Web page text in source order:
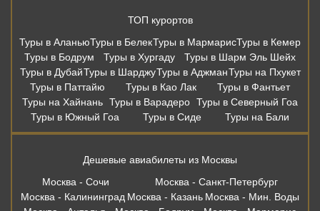
Дешевые авиабилеты из Москвы
Москва - Сочи
Москва - Санкт-Петербург
Москва - Калининград Москва - Казань Москва - Мин. Воды
Москва - Анталья
Москва - Бодрум
Москва - Мармарис
Москва - Хургада
Москва - Бангкок
Москва - Шарм-Эль-Шейх Москва - Пхукет Москва - Самуи
Москва - Дубай
Москва - Шарджа
Москва - Коломбо
Москва - ГоаМосква - МалеМосква - БалиМосква - Стамбул
Вся информация, размещённая на сайте, носит информационный
характер и не является публичной офертой. Правила и условия